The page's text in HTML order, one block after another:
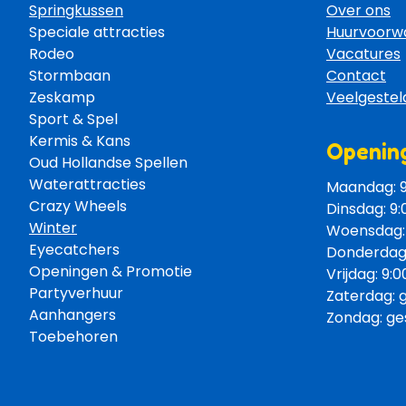
Springkussen
Speciale attracties
Rodeo
Stormbaan
Zeskamp
Sport & Spel
Kermis & Kans
Oud Hollandse Spellen
Waterattracties
Crazy Wheels
Winter
Eyecatchers
Openingen & Promotie
Partyverhuur
Aanhangers
Toebehoren
Over ons
Vacatures
Contact
Maandag:
Dinsdag:
Vrijdag:
Zaterdag:
Zondag: